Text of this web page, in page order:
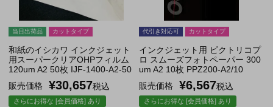
当日出荷品 カットタイプ
和紙のイシカワ インクジェット
用スーパークリアOHPフィルム
120um A2 50枚 IJF-1400-A2-50
販売価格
¥30,657税込
さらにお得な [会員価格] あり
代引き対応可 カットタイプ
インクジェット用 ピクトリコプ
ロ スムーズフォトペーパー 300
um A2 10枚 PPZ200-A2/10
販売価格
¥6,567税込
さらにお得な [会員価格] あり